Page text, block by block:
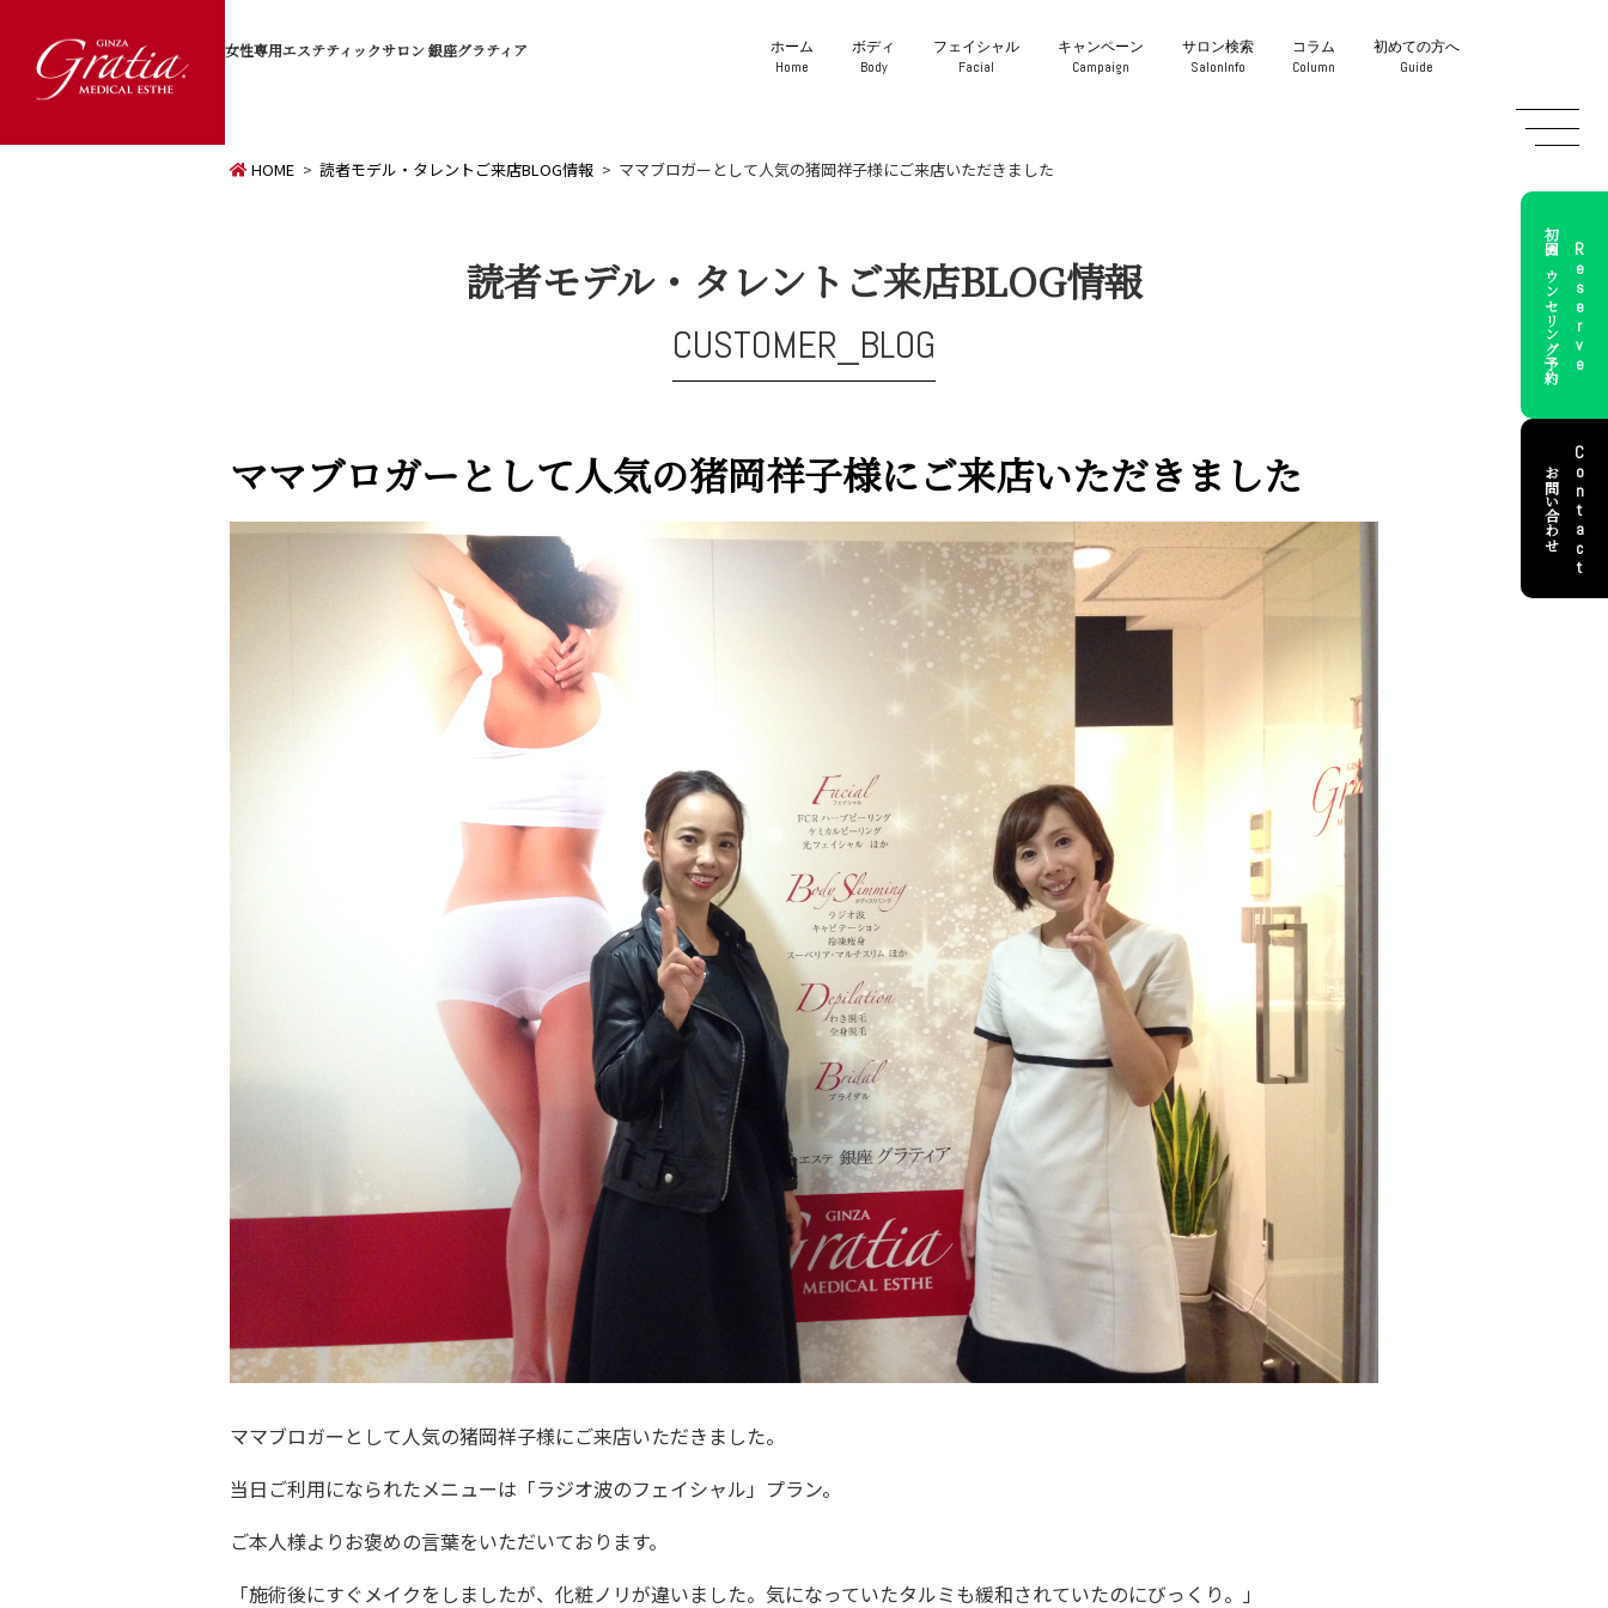
女性専用エステティックサロン銀座グラティア
ホーム
Home
ボディ
Body
フェイシャル
Facial
キャンペーン
Campaign
サロン検索
SalonInfo
コラム
Column
初めての方へ
Guide
Guide
Body 痩身・バストアップ・ボディメイクメニュー
Facial フェイシャルメニュー
Campaign キャンペーン
Salon サロン一覧
Reserve
初回カウンセリング予約
Contact
お問い合わせ
HOME 読者モデル・タレントご来店BLOG情報 ママブロガーとして人気の猪岡祥子様にご来店いただきました
読者モデル・タレントご来店BLOG情報
CUSTOMER_BLOG
ママブロガーとして人気の猪岡祥子様にご来店いただきました
ママブロガーとして人気の猪岡祥子様にご来店いただきました。
当日ご利用になられたメニューは「ラジオ波のフェイシャル」プラン。
ご本人様よりお褒めの言葉をいただいております。
「施術後にすぐメイクをしましたが、化粧ノリが違いました。気になっていたタルミも緩和されていたのにびっくり。」